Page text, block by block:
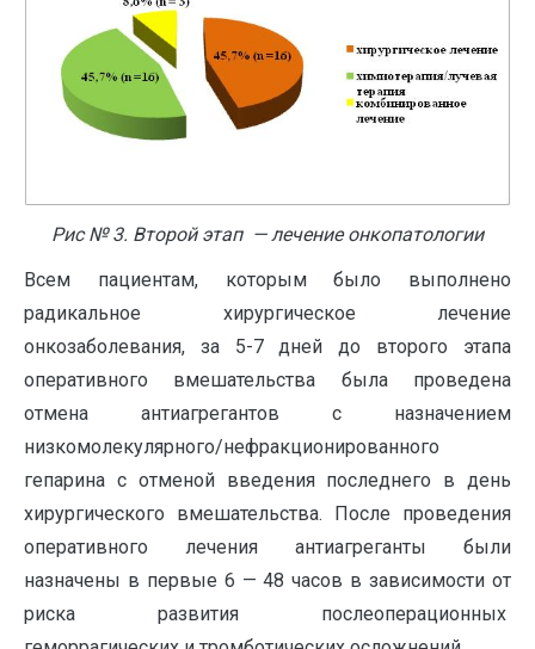
Рис № 3. Второй этап — лечение онкопатологии
Всем пациентам, которым было выполнено
радикальное хирургическое лечение
онкозаболевания, за 5-7 дней до второго этапа
оперативного вмешательства была проведена
отмена антиагрегантов с назначением
низкомолекулярного/нефракционированного
гепарина с отменой введения последнего в день
хирургического вмешательства. После проведения
оперативного лечения антиагреганты были
назначены в первые 6 — 48 часов в зависимости от
риска развития послеоперационных